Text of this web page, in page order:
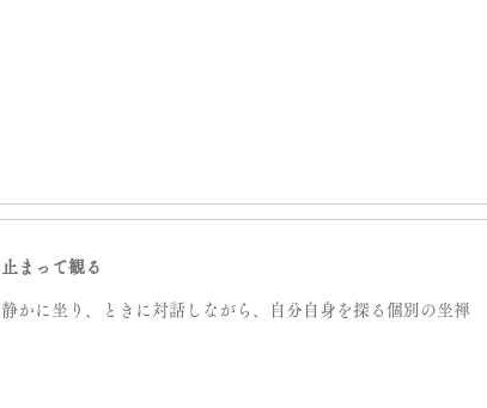
止まって観る
静かに坐り、ときに対話しながら、自分自身を探る個別の坐禅